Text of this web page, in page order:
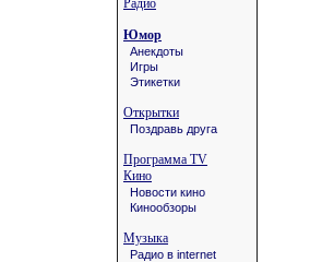
Радио
Юмор
Анекдоты
Игры
Этикетки
Открытки
Поздравь друга
Программа TV
Кино
Новости кино
Кинообзоры
Музыка
Радио в internet